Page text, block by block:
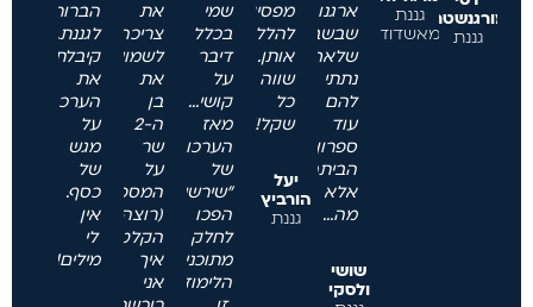
מורגנשטרן
גננת
גננת
מאשדוד
ארגנו...עד
שבשבוע
שלאחריו
נתתי
להם
עוד
ספרון
הביתה,
אלא
מה...
שושי
ולסקי
מפסיקים
להלל
אותן.
שווה
כל
שקל!!!
יעל
הורביץ
גננת
שמי
בכלל
דיבר
על
קושי...
מאז
הערכות
של
"שירשיעור"
הפכו
לחלק
מתוכנית
הלימודים.
את
צריכה
לשמוע
את
בן
ה-2
שר
על
המספרים.
(רוצה
הקלטות?)
איך
אני
הברורה
לגננת.
קיבלתי
את
הערכה
על
מגש
של
כסף.
אין
לי
מילים!